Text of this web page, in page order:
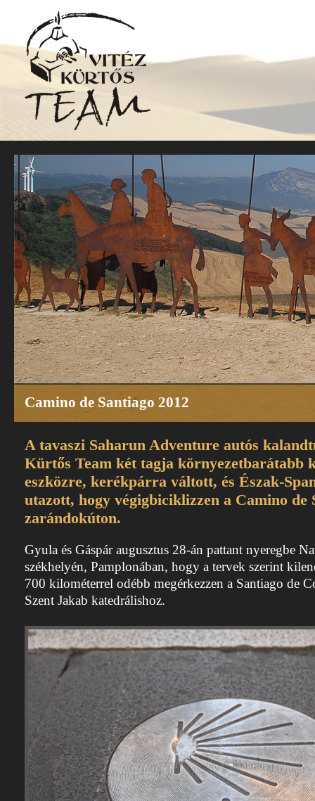
Camino de Santiago 2012
A tavaszi Saharun Adventure autós
Kürtős Team két tagja környezetbarátabb
eszközre, kerékpárra váltott, és Észak-
utazott, hogy végigbiciklizzen a Camino de
zarándokúton.
Gyula és Gáspár augusztus 28-án pattant nyeregbe
székhelyén, Pamplonában, hogy a tervek szerint
700 kilométerrel odébb megérkezzen a Santiago de
Szent Jakab katedrálishoz.